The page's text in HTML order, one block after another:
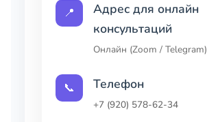
📍
Адрес для онлайн
консультаций
Онлайн (Zoom / Telegram)
📞 Телефон
+7 (920) 578-62-34